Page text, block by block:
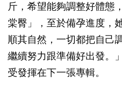
斤，希望能夠調整好體態
棠臀」，至於備孕進度，
順其自然，一切都把自己
繼續努力跟準備好出發。
受發揮在下一張專輯。